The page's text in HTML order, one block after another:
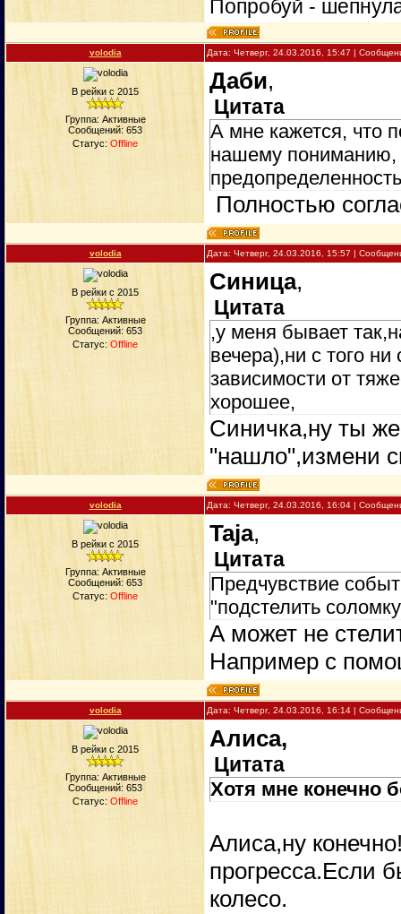
Попробуй -
volodia Дата: Четверг, 24.03.2016, 15:47 |
В рейки с 2015
Группа: Активные
Сообщений: 653
Статус: Offline
Даби,
Цитата
А мне кажется, что
нашему пониманию,
Полностью
volodia Дата: Четверг, 24.03.2016, 15:57 |
В рейки с 2015
Группа: Активные
Сообщений: 653
Статус: Offline
Синица,
Цитата
,у меня бывает
вечера),ни с того
зависимости от
хорошее,
Синичка,ну ты
"нашло",измени
volodia Дата: Четверг, 24.03.2016, 16:04 |
В рейки с 2015
Группа: Активные
Сообщений: 653
Статус: Offline
Taja,
Цитата
Предчувствие
"подстелить
А может не
Например с
volodia Дата: Четверг, 24.03.2016, 16:14 |
В рейки с 2015
Группа: Активные
Сообщений: 653
Статус: Offline
Алиса,
Цитата
Хотя мне конечно
Алиса,ну
прогресса.Если
колесо.